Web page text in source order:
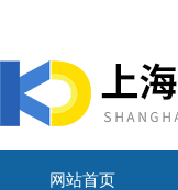
网站首页